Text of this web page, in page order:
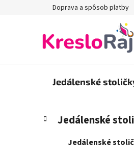
Doprava a spôsob platby
Jedálenské
B
Preskočiť
kategórie
K
a
Jedálenské
Jedálenské